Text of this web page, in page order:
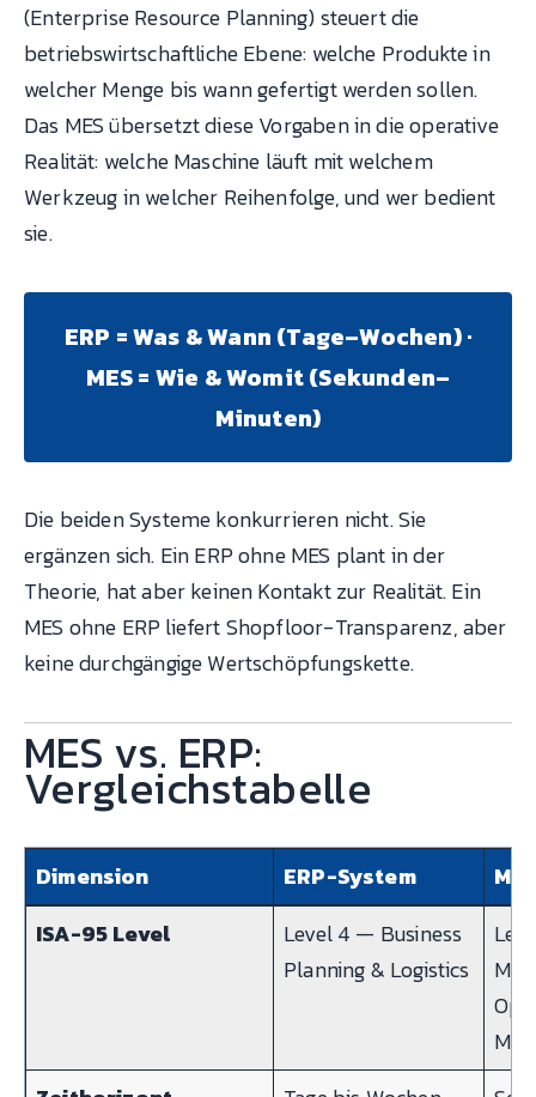
(Enterprise Resource Planning) steuert die
betriebswirtschaftliche Ebene: welche Produkte in
welcher Menge bis wann gefertigt werden sollen.
Das MES übersetzt diese Vorgaben in die operative
Realität: welche Maschine läuft mit welchem
Werkzeug in welcher Reihenfolge, und wer bedient
sie.
ERP = Was & Wann (Tage–Wochen) ·
MES = Wie & Womit (Sekunden–
Minuten)
Die beiden Systeme konkurrieren nicht. Sie
ergänzen sich. Ein ERP ohne MES plant in der
Theorie, hat aber keinen Kontakt zur Realität. Ein
MES ohne ERP liefert Shopfloor-Transparenz, aber
keine durchgängige Wertschöpfungskette.
MES vs. ERP:
Vergleichstabelle
Dimension ERP-System
ISA-95 Level
Level 4 — Business
Planning & Logistics